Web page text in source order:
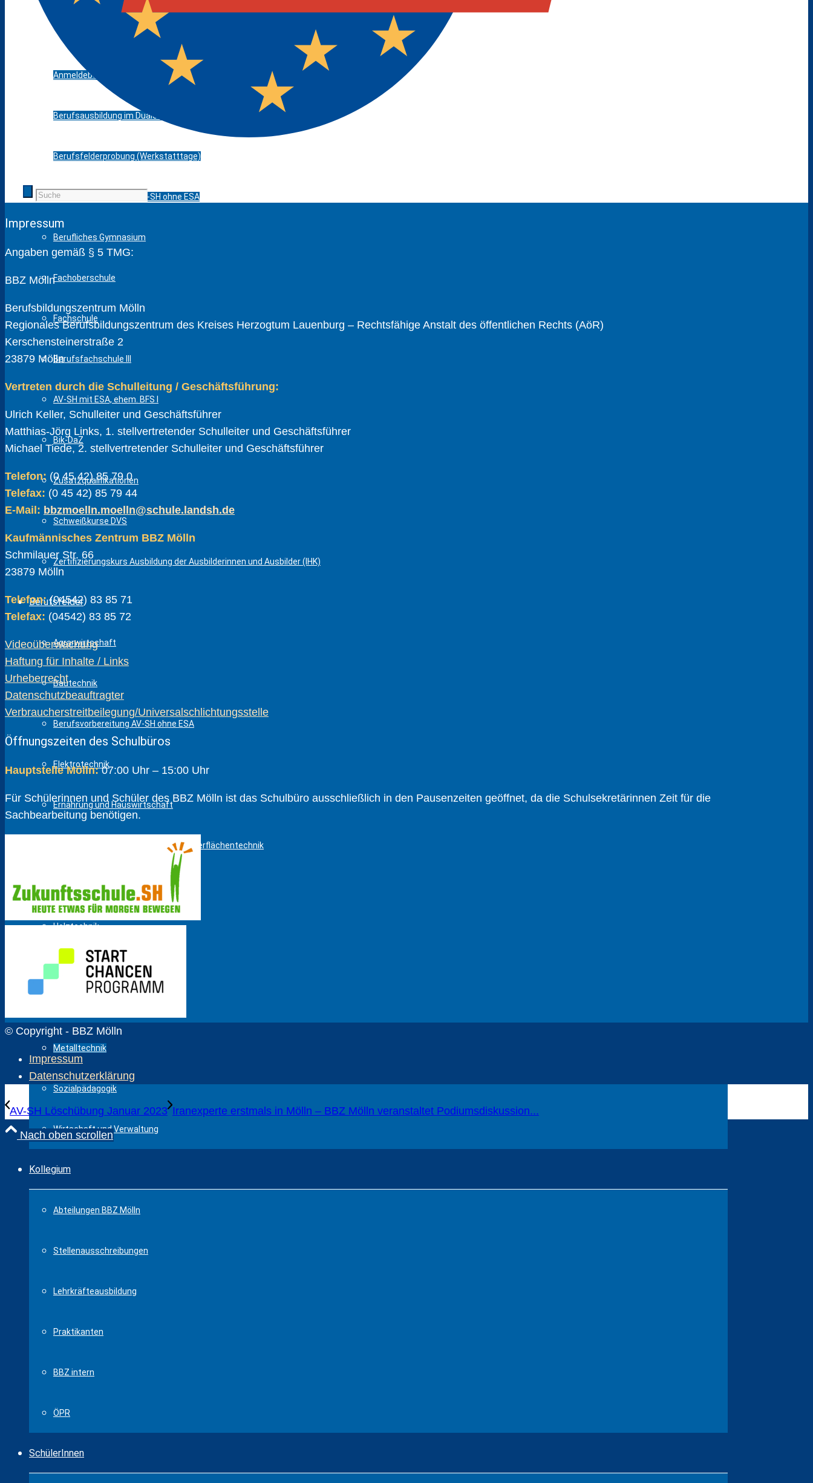
Bildungsangebot
Anmeldebögen
Berufsausbildung im Dualen System
Berufsfelderprobung (Werkstatttage)
Berufsvorbereitung / AV-SH ohne ESA
Berufliches Gymnasium
Fachoberschule
Fachschule
Berufsfachschule III
AV-SH mit ESA, ehem. BFS I
Bik-DaZ
Zusatzqualifikationen
Schweißkurse DVS
Zertifizierungskurs Ausbildung der Ausbilderinnen und Ausbilder (IHK)
Berufsfelder
Agrarwirtschaft
Bautechnik
Berufsvorbereitung AV-SH ohne ESA
Elektrotechnik
Ernährung und Hauswirtschaft
Farbtechnik, Raumgestaltung und Oberflächentechnik
Gesundheit und Pflege
Holztechnik
Körperpflege
Metalltechnik
Sozialpädagogik
Wirtschaft und Verwaltung
Kollegium
Abteilungen BBZ Mölln
Stellenausschreibungen
Lehrkräfteausbildung
Praktikanten
BBZ intern
ÖPR
SchülerInnen
Impressum
Angaben gemäß § 5 TMG:
BBZ Mölln
Berufsbildungszentrum Mölln
Regionales Berufsbildungszentrum des Kreises Herzogtum Lauenburg – Rechtsfähige Anstalt des öffentlichen Rechts (AöR)
Kerschensteinerstraße 2
23879 Mölln
Vertreten durch die Schulleitung / Geschäftsführung:
Ulrich Keller, Schulleiter und Geschäftsführer
Matthias-Jörg Links, 1. stellvertretender Schulleiter und Geschäftsführer
Michael Tiede, 2. stellvertretender Schulleiter und Geschäftsführer
Telefon: (0 45 42) 85 79 0
Telefax: (0 45 42) 85 79 44
E-Mail: bbzmoelln.moelln@schule.landsh.de
Kaufmännisches Zentrum BBZ Mölln
Schmilauer Str. 66
23879 Mölln
Telefon:(04542) 83 85 71
Telefax: (04542) 83 85 72
Videoüberwachung
Haftung für Inhalte / Links
Urheberrecht
Datenschutzbeauftragter
Verbraucherstreitbeilegung/Universalschlichtungsstelle
Öffnungszeiten des Schulbüros
Hauptstelle Mölln:07:00 Uhr – 15:00 Uhr
Für Schülerinnen und Schüler des BBZ Mölln ist das Schulbüro ausschließlich in den Pausen­zeiten geöffnet, da die Schul­sekretärinnen Zeit für die
Sach­bear­beitung benötigen.
© Copyright - BBZ Mölln
Impressum
Datenschutzerklärung
AV-SH Löschübung Januar 2023 Iranexperte erstmals in Mölln – BBZ Mölln veranstaltet Podiumsdiskussion...
Nach oben scrollen